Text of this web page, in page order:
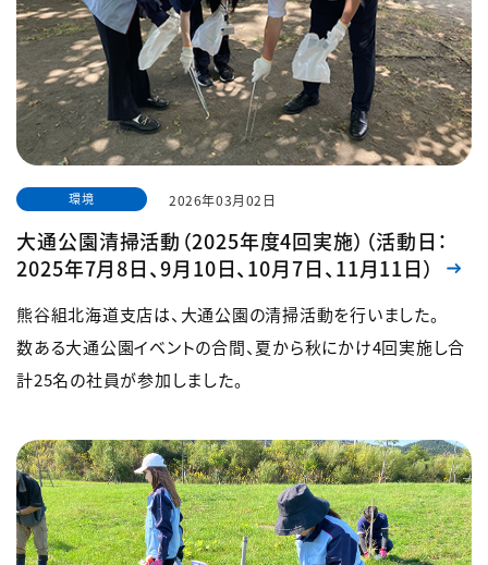
環境 2026年03月02日
大通公園清掃活動（2025年度4回実施）（活動日：
2025年7月8日、9月10日、10月7日、11月11日）
熊谷組北海道支店は、大通公園の清掃活動を行いました。
数ある大通公園イベントの合間、夏から秋にかけ4回実施し合
計25名の社員が参加しました。